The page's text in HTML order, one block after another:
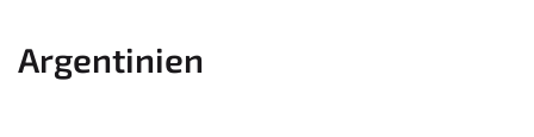
Argentinien